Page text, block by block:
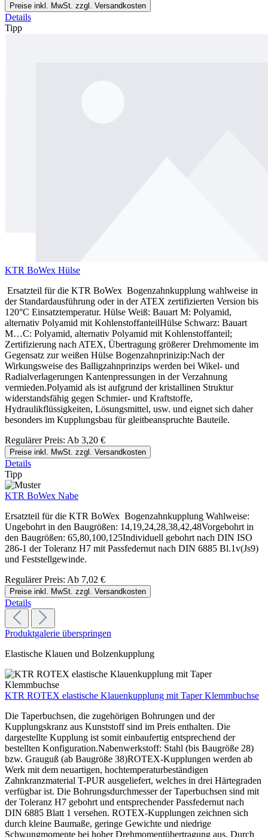
Preise inkl. MwSt. zzgl. Versandkosten
Details
Tipp
KTR BoWex Hülse
Ersatzteil für die KTR BoWex Bogenzahnkupplung wahlweise in
der Standardausführung oder in der ATEX zertifizierten Version bis
120°C Einsatztemperatur. Hülse Weiß: Bauart M: Polyamid,
alternativ Polyamid mit KohlenstoffanteilHülse Schwarz: Bauart
M…C: Polyamid, alternativ Polyamid mit Kohlenstoffanteil;
Zertifizierung nach ATEX, Übertragung größerer Drehmomente im
Gegensatz zur weißen Hülse Bogenzahnprinizip:Nach der
Wirkungsweise des Balligzahnprinzips werden bei Wikel- und
Radialverlagerungen Kantenpressungen in der Verzahnung
vermieden.Polyamid als ist aufgrund der kristallinen Struktur
widerstandsfähig gegen Schmier- und Kraftstoffe,
Hydraulikflüssigkeiten, Lösungsmittel, usw. und eignet sich daher
besonders im Kupplungsbau für gleitbeanspruchte Bauteile.
Regulärer Preis: Ab 3,20 €
Preise inkl. MwSt. zzgl. Versandkosten
Details
Tipp
KTR BoWex Nabe
Ersatzteil für die KTR BoWex Bogenzahnkupplung Wahlweise:
Ungebohrt in den Baugrößen: 14,19,24,28,38,42,48Vorgebohrt in
den Baugrößen: 65,80,100,125Individuell gebohrt nach DIN ISO
286-1 der Toleranz H7 mit Passfedernut nach DIN 6885 Bl.1v(Js9)
und Feststellgewinde.
Regulärer Preis: Ab 7,02 €
Preise inkl. MwSt. zzgl. Versandkosten
Details
Produktgalerie überspringen
Elastische Klauen und Bolzenkupplung
KTR ROTEX elastische Klauenkupplung mit Taper Klemmbuchse
Die Taperbuchsen, die zugehörigen Bohrungen und der
Kupplungskranz aus Kunststoff sind im Preis enthalten. Die
dargestellte Kupplung ist somit einbaufertig entsprechend der
bestellten Konfiguration.Nabenwerkstoff: Stahl (bis Baugröße 28)
bzw. Grauguß (ab Baugröße 38)ROTEX-Kupplungen werden ab
Werk mit dem neuartigen, hochtemperaturbeständigen
Zahnkranzmaterial T-PUR ausgeliefert, welches in drei Härtegraden
verfügbar ist. Die Bohrungsdurchmesser der Taperbuchsen sind mit
der Toleranz H7 gebohrt und entsprechender Passfedernut nach
DIN 6885 Blatt 1 versehen. ROTEX-Kupplungen zeichnen sich
durch kleine Baumaße, geringe Gewichte und niedrige
Schwungmomente bei hoher Drehmomentübertragung aus. Durch